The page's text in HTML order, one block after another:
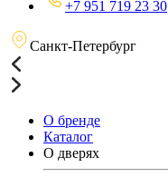
+7 951 719 23 30
Санкт-Петербург
О бренде
Каталог
О дверях